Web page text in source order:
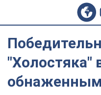
"Холостяка"